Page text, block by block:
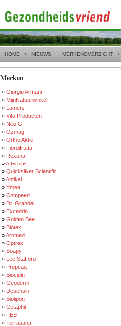
HOME NIEUWS MERKENOVERZICHT
Merken
» Giorgio Armani
» MijnNatuurwinkel
» Lamers
» Vita Producten
» Neo G
» Ozmag
» Ortho Aktief
» Fiordifrutta
» Rexona
»Afterbite
» Quicksilver Scientific
»Antikal
» Ymea
» Compeed
» Dr. Grandel
» Excedrin
» Golden Bee
» Biotex
»Aromed
» Optrex
» Soapy
» Lee Stafford
» Propeaq
» Biocidin
» Geoderm
» Desensin
» Biolipon
» Cetaphil
» FES
» Terrasana